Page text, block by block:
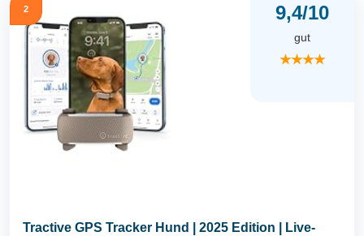
2 9,4/10
gut
★★★★
Tractive GPS Tracker Hund | 2025 Edition | Live-